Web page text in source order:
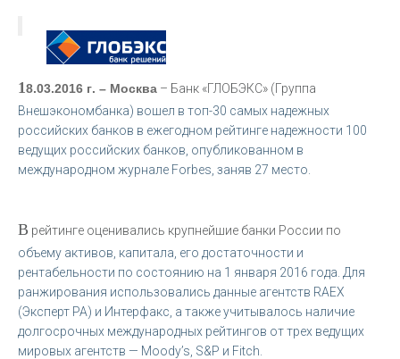
18.03.2016 г. – Москва – Банк «ГЛОБЭКС» (Группа
Внешэкономбанка) вошел в топ-30 самых надежных
российских банков в ежегодном рейтинге надежности 100
ведущих российских банков, опубликованном в
международном журнале Forbes, заняв 27 место.
В рейтинге оценивались крупнейшие банки России по
объему активов, капитала, его достаточности и
рентабельности по состоянию на 1 января 2016 года. Для
ранжирования использовались данные агентств RAEX
(Эксперт РА) и Интерфакс, а также учитывалось наличие
долгосрочных международных рейтингов от трех ведущих
мировых агентств — Moody’s, S&P и Fitch.